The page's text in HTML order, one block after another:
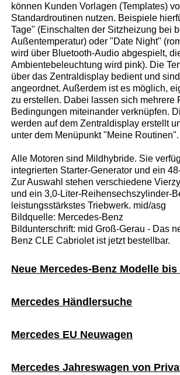
können Kunden Vorlagen (Templates)
Standardroutinen nutzen. Beispiele
Tage" (Einschalten der Sitzheizung bei
Außentemperatur) oder "Date Night"
wird über Bluetooth-Audio abgespielt,
Ambientebeleuchtung wird pink). Die
über das Zentraldisplay bedient und
angeordnet. Außerdem ist es möglich,
zu erstellen. Dabei lassen sich mehrere
Bedingungen miteinander verknüpfen.
werden auf dem Zentraldisplay erstellt
unter dem Menüpunkt "Meine Routinen".
Alle Motoren sind Mildhybride. Sie
integrierten Starter-Generator und ein
Zur Auswahl stehen verschiedene
und ein 3,0-Liter-Reihensechszylinder-
leistungsstärkstes Triebwerk. mid/asg
Bildquelle: Mercedes-Benz
Bildunterschrift: mid Groß-Gerau - Das
Benz CLE Cabriolet ist jetzt bestellbar.
Neue Mercedes-Benz Modelle bis
Mercedes Händlersuche
Mercedes EU Neuwagen
Mercedes Jahreswagen von